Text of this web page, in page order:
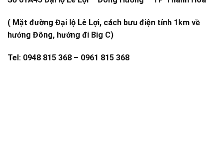
( Mặt đường Đại lộ Lê Lợi, cách bưu điện tỉnh 1km về
hướng Đông, hướng đi Big C)
Tel: 0948 815 368 – 0961 815 368